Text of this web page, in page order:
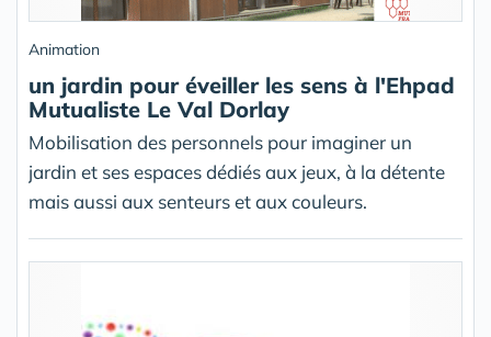
Animation
un jardin pour éveiller les sens à l'Ehpad
Mutualiste Le Val Dorlay
Mobilisation des personnels pour imaginer un
jardin et ses espaces dédiés aux jeux, à la détente
mais aussi aux senteurs et aux couleurs.